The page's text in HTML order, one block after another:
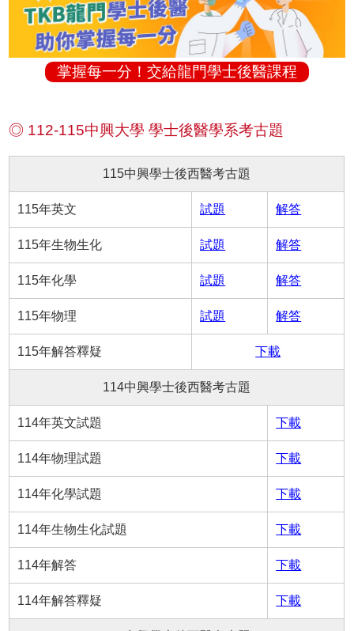
掌握每一分！交給龍門學士後醫課程
◎ 112-115中興大學 學士後醫學系考古題
115中興學士後西醫考古題
115年英文 試題 解答
115年生物生化 試題 解答
115年化學 試題 解答
115年物理 試題 解答
115年解答釋疑 下載
114中興學士後西醫考古題
114年英文試題 下載
114年物理試題 下載
114年化學試題 下載
114年生物生化試題 下載
114年解答 下載
114年解答釋疑 下載